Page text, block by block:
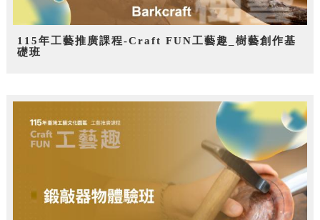
115年工藝推廣課程-Craft FUN工藝趣_樹藝創作基
礎班